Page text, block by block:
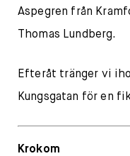
Aspegren från
Thomas Lundberg.
Efteråt tränger vi
Kungsgatan för en
Krokom